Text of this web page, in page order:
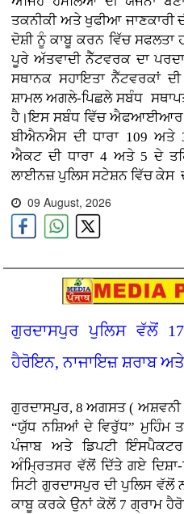
ਤਕਨੀਕੀ ਅਤੇ ਖੁਫੀਆ ਜਾਣਕਾਰੀ
ਦੋਸ਼ੀ ਨੂੰ ਕਾਬੂ ਕਰਨ ਵਿੱਚ ਸਫਲਤਾ
ਪੂਰੇ ਅੱਤਵਾਦੀ ਨੈੱਟਵਰਕ ਦਾ
ਸਥਾਨਕ ਸਹਾਇਤਾ ਨੈੱਟਵਰਕਾਂ
ਸ਼ਾਮਲ ਅਗਲੇ-ਪਿਛਲੇ ਸਬੰਧ
ਹੈ।ਇਸ ਸਬੰਧ ਵਿੱਚ ਐਫਆਈਆਰ
ਬੀਐਨਐਸ ਦੀ ਧਾਰਾ 109 ਅਤੇ
ਐਕਟ ਦੀ ਧਾਰਾ 4 ਅਤੇ 5 ਦੇ
ਲਾਈਨਜ਼ ਪੁਲਿਸ ਸਟੇਸ਼ਨ ਵਿੱਚ ਕੇਸ
09 August, 2026
ਗੁਰਦਾਸਪੁਰ ਪੁਲਿਸ ਵੱਲੋਂ
ਹੈਰੋਇਨ, ਨਾਜਾਇਜ਼ ਸ਼ਰਾਬ
ਗੁਰਦਾਸਪੁਰ, 8 ਅਗਸਤ ( ਅਸ਼ਵਨੀ
“ਯੁੱਧ ਨਸ਼ਿਆਂ ਦੇ ਵਿਰੁੱਧ” ਮੁਹਿੰਮ
ਪੰਜਾਬ ਅਤੇ ਡਿਪਟੀ
ਅੰਮ੍ਰਿਤਸਰ ਵੱਲੋਂ ਦਿੱਤੇ ਗਏ
ਸਿਟੀ ਗੁਰਦਾਸਪੁਰ ਦੀ ਪੁਲਿਸ
ਕਾਬੂ ਕਰਕੇ ਉਨਾਂ ਕੋਲੋਂ 7 ਗ੍ਰਾਮ